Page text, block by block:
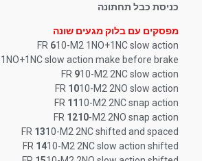
כניסת כבל תחתונה
מפסקים עם בלוק מגעים שונה
FR 610-M2 1NO+1NC slow action
slow action make before brake
FR 910-M2 2NC slow action
FR 1010-M2 2NO slow action
FR 11 10-M2 2NC snap action
FR 1210-M2 2NO snap action
FR 1310-M2 2NC shifted and spaced
FR 1410-M2 2NC slow action shifted